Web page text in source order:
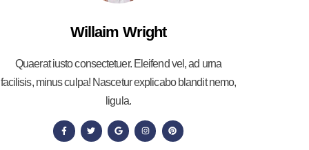
Willaim Wright
Quaerat iusto consectetuer. Eleifend vel, ad urna
facilisis, minus culpa! Nascetur explicabo blandit nemo,
ligula.